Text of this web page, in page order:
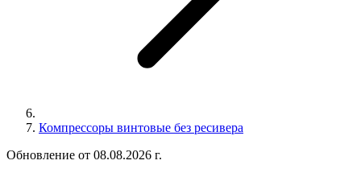
Компрессоры винтовые без ресивера
Обновление от 08.08.2026 г.